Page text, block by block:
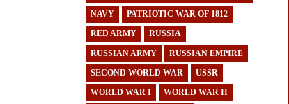
NAVY PATRIOTIC WAR OF 1812
RED ARMY RUSSIA
RUSSIAN ARMY RUSSIAN EMPIRE
SECOND WORLD WAR USSR
WORLD WAR I WORLD WAR II